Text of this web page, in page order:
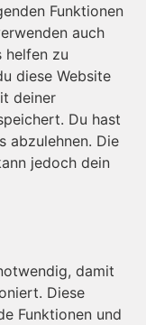
Funktionen
auch
helfen zu
diese Website
deiner
Du hast
abzulehnen. Die
jedoch dein
damit
Diese
Funktionen und